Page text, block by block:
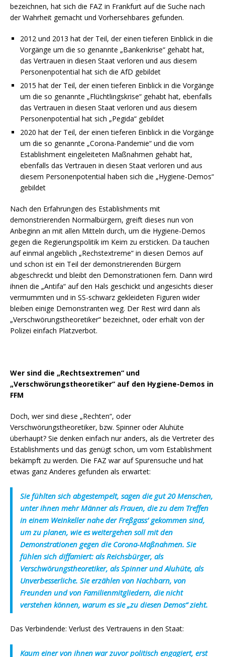
bezeichnen, hat sich die FAZ in Frankfurt auf die Suche nach
der Wahrheit gemacht und Vorhersehbares gefunden.
2012 und 2013 hat der Teil, der einen tieferen Einblick in die
Vorgänge um die so genannte „Bankenkrise“ gehabt hat,
das Vertrauen in diesen Staat verloren und aus diesem
Personenpotential hat sich die AfD gebildet
2015 hat der Teil, der einen tieferen Einblick in die Vorgänge
um die so genannte „Flüchtlingskrise“ gehabt hat, ebenfalls
das Vertrauen in diesen Staat verloren und aus diesem
Personenpotential hat sich „Pegida“ gebildet
2020 hat der Teil, der einen tieferen Einblick in die Vorgänge
um die so genannte „Corona-Pandemie“ und die vom
Establishment eingeleiteten Maßnahmen gehabt hat,
ebenfalls das Vertrauen in diesen Staat verloren und aus
diesem Personenpotential haben sich die „Hygiene-Demos“
gebildet
Nach den Erfahrungen des Establishments mit
demonstrierenden Normalbürgern, greift dieses nun von
Anbeginn an mit allen Mitteln durch, um die Hygiene-Demos
gegen die Regierungspolitik im Keim zu ersticken. Da tauchen
auf einmal angeblich „Rechstextreme“ in diesen Demos auf
und schon ist ein Teil der demonstrierenden Bürgern
abgeschreckt und bleibt den Demonstrationen fern. Dann wird
ihnen die „Antifa“ auf den Hals geschickt und angesichts dieser
vermummten und in SS-schwarz gekleideten Figuren wider
bleiben einige Demonstranten weg. Der Rest wird dann als
„Verschwörungstheoretiker“ bezeichnet, oder erhält von der
Polizei einfach Platzverbot.
Wer sind die „Rechtsextremen“ und
„Verschwörungstheoretiker“ auf den Hygiene-Demos in
FFM
Doch, wer sind diese „Rechten“, oder
Verschwörungstheoretiker, bzw. Spinner oder Aluhüte
überhaupt? Sie denken einfach nur anders, als die Vertreter des
Establishments und das genügt schon, um vom Establishment
bekämpft zu werden. Die FAZ war auf Spurensuche und hat
etwas ganz Anderes gefunden als erwartet:
Sie fühlten sich abgestempelt, sagen die gut 20 Menschen,
unter ihnen mehr Männer als Frauen, die zu dem Treffen
in einem Weinkeller nahe der Freßgass’ gekommen sind,
um zu planen, wie es weitergehen soll mit den
Demonstrationen gegen die Corona-Maßnahmen. Sie
fühlen sich diffamiert: als Reichsbürger, als
Verschwörungstheoretiker, als Spinner und Aluhüte, als
Unverbesserliche. Sie erzählen von Nachbarn, von
Freunden und von Familienmitgliedern, die nicht
verstehen können, warum es sie „zu diesen Demos“ zieht.
Das Verbindende: Verlust des Vertrauens in den Staat:
Kaum einer von ihnen war zuvor politisch engagiert, erst